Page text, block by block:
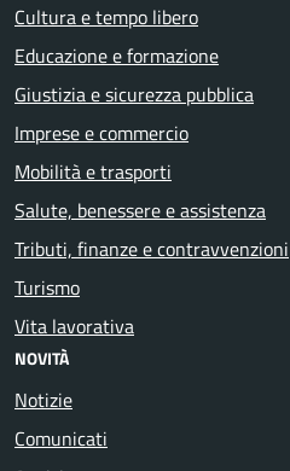
Cultura e tempo libero
Educazione e formazione
Giustizia e sicurezza pubblica
Imprese e commercio
Mobilità e trasporti
Salute, benessere e assistenza
Tributi, finanze e contravvenzioni
Turismo
Vita lavorativa
NOVITÀ
Notizie
Comunicati